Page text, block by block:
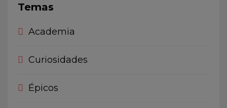
Temas
Academia
Curiosidades
Épicos